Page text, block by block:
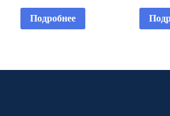
Подробнее